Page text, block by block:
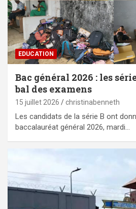
EDUCATION
Bac général 2026 : les
bal des examens
15 juillet 2026 christinabenneth
Les candidats de la série B ont
baccalauréat général 2026, mardi…